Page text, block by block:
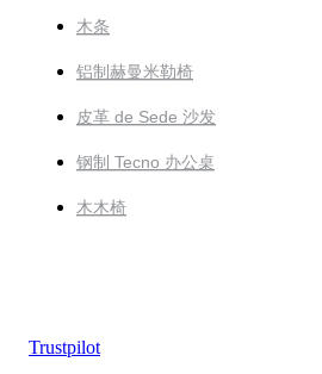
木条
铝制赫曼米勒椅
皮革 de Sede 沙发
钢制 Tecno 办公桌
木木椅
Trustpilot